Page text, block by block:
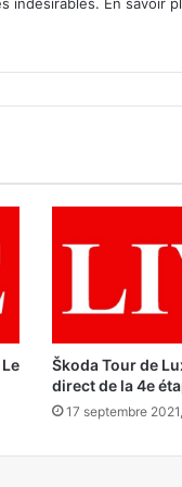
Škoda Tour de
direct de la 4e
17 septembre